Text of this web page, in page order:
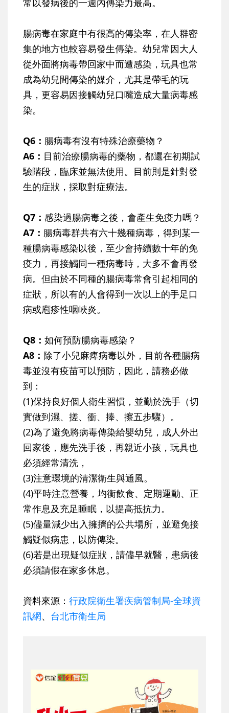
常以發病後的一週內傳染力最高。
腸病毒在家庭中有很高的傳染率 ，在人群密
集的地方也較容易發生傳染。幼兒常因大人
從外面將病毒帶回家中而遭感染，玩具也常
成為幼兒間傳染的媒介，尤其是帶毛的玩
具，更容易因接觸幼兒口嘴造成大量病毒感
染。
Q6： 腸病毒有沒有特殊治療藥物？
A6： 目前治療腸病毒的藥物，都還在初期試
驗階段，臨床並無法使用。目前則是針對發
生的症狀，採取對症療法。
Q7： 感染過腸病毒之後，會產生免疫力嗎？
A7： 腸病毒群共有六十幾種病毒，得到某一
種腸病毒感染以後，至少會持續數十年的免
疫力，再接觸同一種病毒時，大多不會再發
病。但由於不同種的腸病毒常會引起相同的
症狀，所以有的人會得到一次以上的手足口
病或庖疹性咽峽炎。
Q8： 如何預防腸病毒感染？
A8： 除了小兒麻痺病毒以外，目前各種腸病
毒並沒有疫苗可以預防，因此，請務必做
到：
(1)保持良好個人衛生習慣，並勤於洗手（切
實做到濕、搓、衝、捧、擦五步驟）。
(2)為了避免將病毒傳染給嬰幼兒，成人外出
回家後，應先洗手後，再親近小孩，玩具也
必須經常清洗，
(3)注意環境的清潔衛生與通風。
(4)平時注意營養，均衡飲食、定期運動、正
常作息及充足睡眠，以提高抵抗力。
(5)儘量減少出入擁擠的公共場所，並避免接
觸疑似病患，以防傳染。
(6)若是出現疑似症狀，請儘早就醫，患病後
必須請假在家多休息。
資料來源： 行政院衛生署疾病管制局-全球資
訊網、 台北市衛生局